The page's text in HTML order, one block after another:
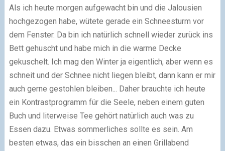
Als ich heute morgen aufgewacht bin und die Jalousien
hochgezogen habe, wütete gerade ein Schneesturm vor
dem Fenster. Da bin ich natürlich schnell wieder zurück ins
Bett gehuscht und habe mich in die warme Decke
gekuschelt. Ich mag den Winter ja eigentlich, aber wenn es
schneit und der Schnee nicht liegen bleibt, dann kann er mir
auch gerne gestohlen bleiben... Daher brauchte ich heute
ein Kontrastprogramm für die Seele, neben einem guten
Buch und literweise Tee gehört natürlich auch was zu
Essen dazu. Etwas sommerliches sollte es sein. Am
besten etwas, das ein bisschen an einen Grillabend